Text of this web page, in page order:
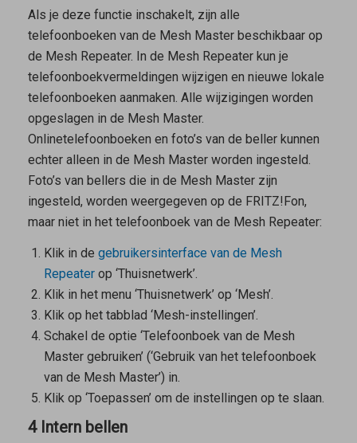
Als je deze functie inschakelt, zijn alle
telefoonboeken van de Mesh Masterbeschikbaar op
de Mesh Repeater. In de Mesh Repeaterkun je
telefoonboekvermeldingen wijzigen en nieuwe lokale
telefoonboeken aanmaken. Alle wijzigingen worden
opgeslagen in de Mesh Master.
Onlinetelefoonboeken en foto’s van de beller kunnen
echter alleen in de Mesh Masterworden ingesteld.
Foto’s van bellers die in de Mesh Masterzijn
ingesteld, worden weergegeven op de FRITZ!Fon,
maar niet in het telefoonboek van de Mesh Repeater:
Klik in de gebruikersinterface van de Mesh
Repeaterop ‘Thuisnetwerk’.
Klik in het menu ‘Thuisnetwerk’ op ‘Mesh’.
Klik op het tabblad ‘Mesh-instellingen’.
Schakel de optie ‘Telefoonboek van de Mesh
Master gebruiken’ (‘Gebruik van het telefoonboek
van de Mesh Master’) in.
Klik op ‘Toepassen’ om de instellingen op te slaan.
4 Intern bellen